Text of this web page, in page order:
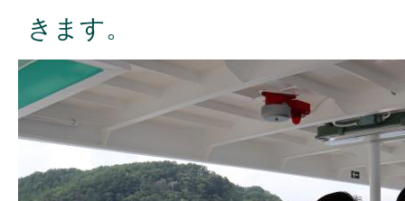
きます。